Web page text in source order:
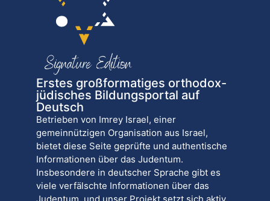
Erstes großformatiges orthodox-
jüdisches Bildungsportal auf
Deutsch
Betrieben von Imrey Israel, einer
gemeinnützigen Organisation aus Israel,
bietet diese Seite geprüfte und authentische
Informationen über das Judentum.
Insbesondere in deutscher Sprache gibt es
viele verfälschte Informationen über das
Judentum, und unser Projekt setzt sich aktiv